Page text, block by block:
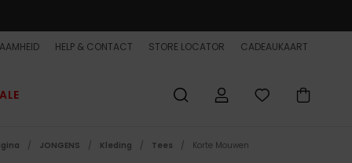
HELP & CONTACT STORE LOCATOR CADEAUKAART
JONGENS Kleding Tees Korte Mouwen